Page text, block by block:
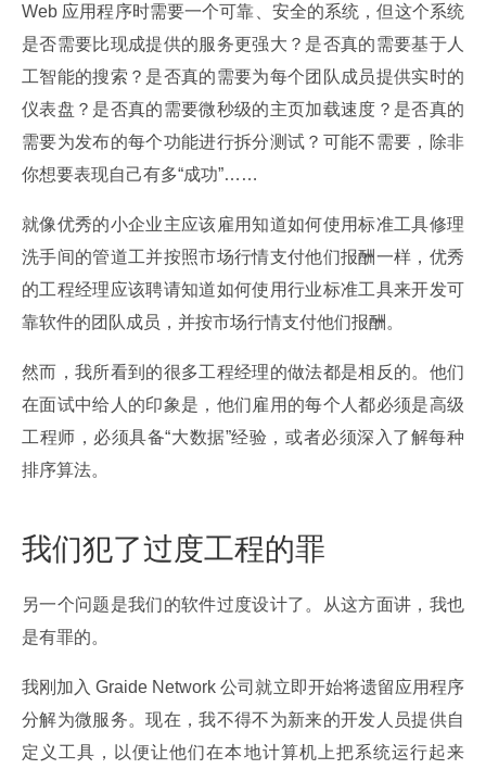
Web 应用程序时需要一个可靠、安全的系统，但这个系统
是否需要比现成提供的服务更强大？是否真的需要基于人
工智能的搜索？是否真的需要为每个团队成员提供实时的
仪表盘？是否真的需要微秒级的主页加载速度？是否真的
需要为发布的每个功能进行拆分测试？可能不需要，除非
你想要表现自己有多“成功”……
就像优秀的小企业主应该雇用知道如何使用标准工具修理
洗手间的管道工并按照市场行情支付他们报酬一样，优秀
的工程经理应该聘请知道如何使用行业标准工具来开发可
靠软件的团队成员，并按市场行情支付他们报酬。
然而，我所看到的很多工程经理的做法都是相反的。他们
在面试中给人的印象是，他们雇用的每个人都必须是高级
工程师，必须具备“大数据”经验，或者必须深入了解每种
排序算法。
我们犯了过度工程的罪
另一个问题是我们的软件过度设计了。从这方面讲，我也
是有罪的。
我刚加入 Graide Network 公司就立即开始将遗留应用程序
分解为微服务。现在，我不得不为新来的开发人员提供自
定义工具，以便让他们在本地计算机上把系统运行起来